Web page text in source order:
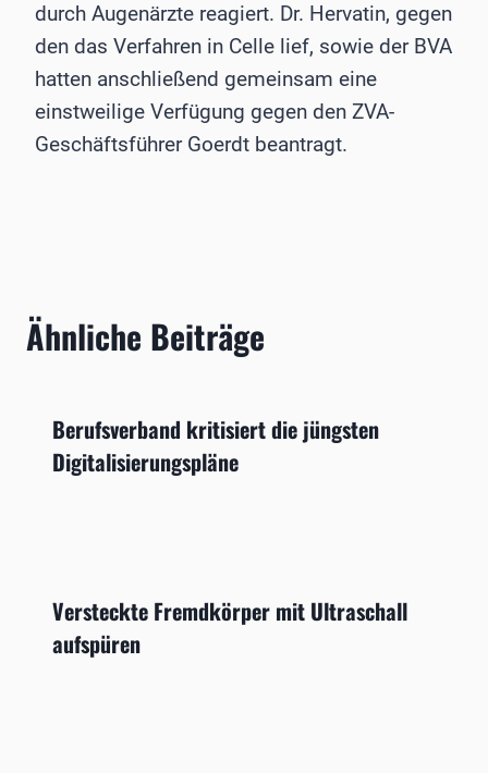
durch Augenärzte reagiert. Dr. Hervatin, gegen
den das Verfahren in Celle lief, sowie der BVA
hatten anschließend gemeinsam eine
einstweilige Verfügung gegen den ZVA-
Geschäftsführer Goerdt beantragt.
Ähnliche Beiträge
Berufsverband kritisiert die jüngsten
Digitalisierungspläne
Versteckte Fremdkörper mit Ultraschall
aufspüren